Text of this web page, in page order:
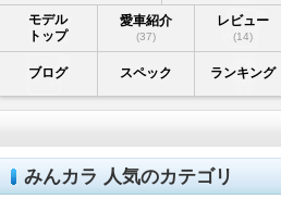
モデル
トップ
愛車紹介
(37)
レビュー
(14)
ブログ スペック ランキング
みんカラ 人気のカテゴリ